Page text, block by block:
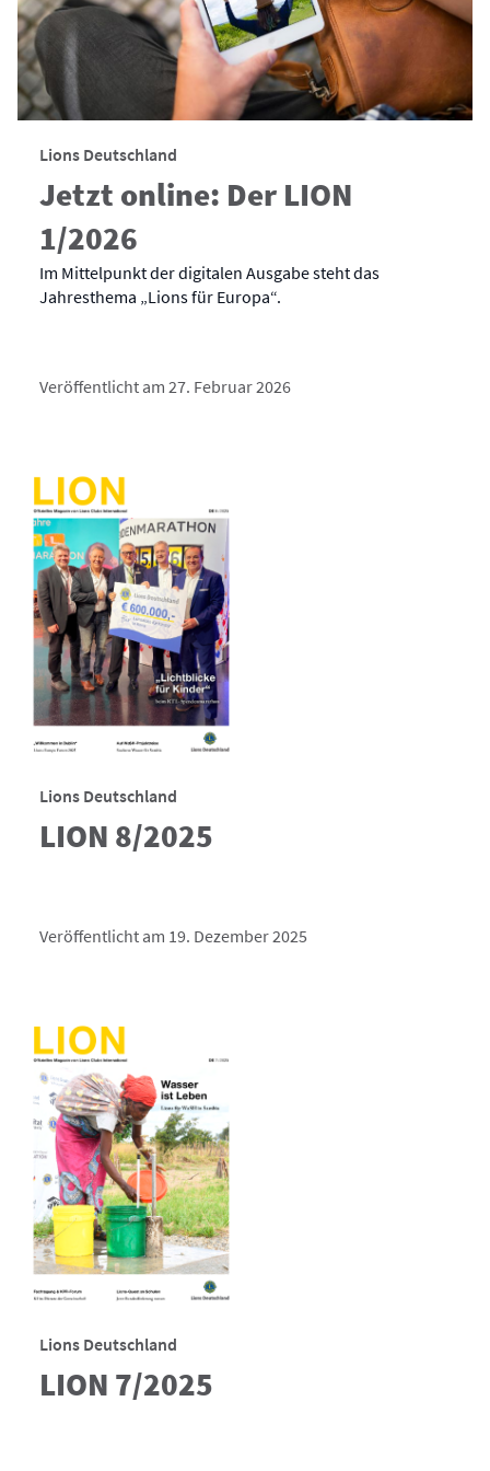
Lions Deutschland
Jetzt online: Der LION
1/2026
Im Mittelpunkt der digitalen Ausgabe steht das
Jahresthema „Lions für Europa“.
Veröffentlicht am 27. Februar 2026
Lions Deutschland
LION 8/2025
Veröffentlicht am 19. Dezember 2025
Lions Deutschland
LION 7/2025